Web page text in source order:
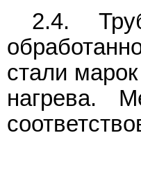
2.4.
стали
нагрева.